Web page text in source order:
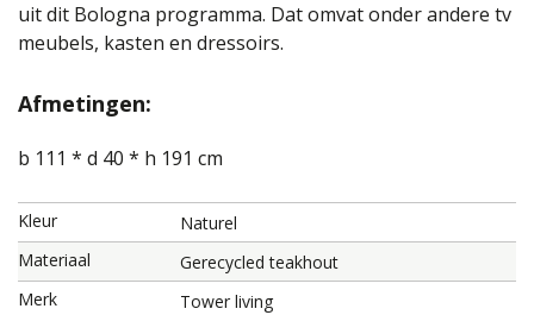
uit dit Bologna programma. Dat omvat onder andere tv
meubels, kasten en dressoirs.
Afmetingen:
b 111 * d 40 * h 191 cm
Kleur
Naturel
Materiaal
Gerecycled teakhout
Merk
Tower living